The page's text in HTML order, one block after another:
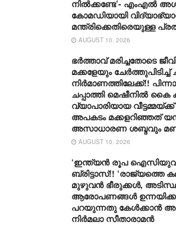
നിൽക്കണ്ടേ’- എംഎൽ
കോമഡിയായി
മന്ത്രിക്കെതിരെയുള്ള
AUGUST 10, 2026
ഭർത്താവ് മരിച്ചതോടെ
മക്കളേയും ചേർത്തുപിടിച്ച്
നിർമാണത്തിലേക്ക്!!
ചപ്പാത്തി മെഷീനിൽ കൈ
വ്യാപാരിയായ
അപകടം മക്കളറിഞ്ഞത്
അസാധാരണ ശബ്ദവും
AUGUST 10, 2026
‘ഇന്ത്യൻ രൂപ
ബ്രിട്ടാസ്!! ‘രാജ്യത്തെ
മുഴുവൻ ഭീരുക്കൾ,
ആരോപണങ്ങൾ
പറയുന്നതു കേൾക്കാൻ
നിർമലാ സീതാരാമൻ